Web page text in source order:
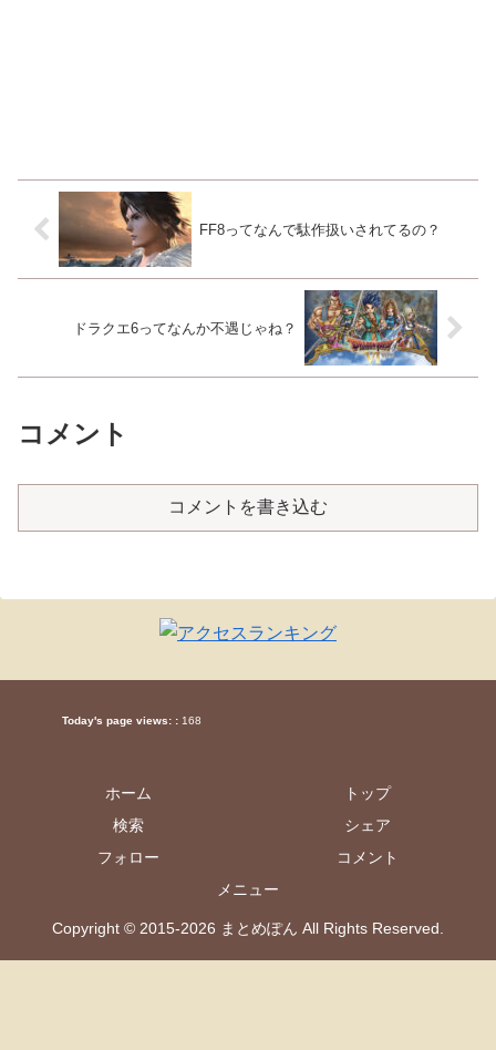
FF8ってなんで駄作扱いされてるの？
ドラクエ6ってなんか不遇じゃね？
コメント
コメントを書き込む
Today's page views: : 168
ホーム
トップ
検索
シェア
フォロー
コメント
メニュー
Copyright © 2015-2026 まとめぽん All Rights Reserved.